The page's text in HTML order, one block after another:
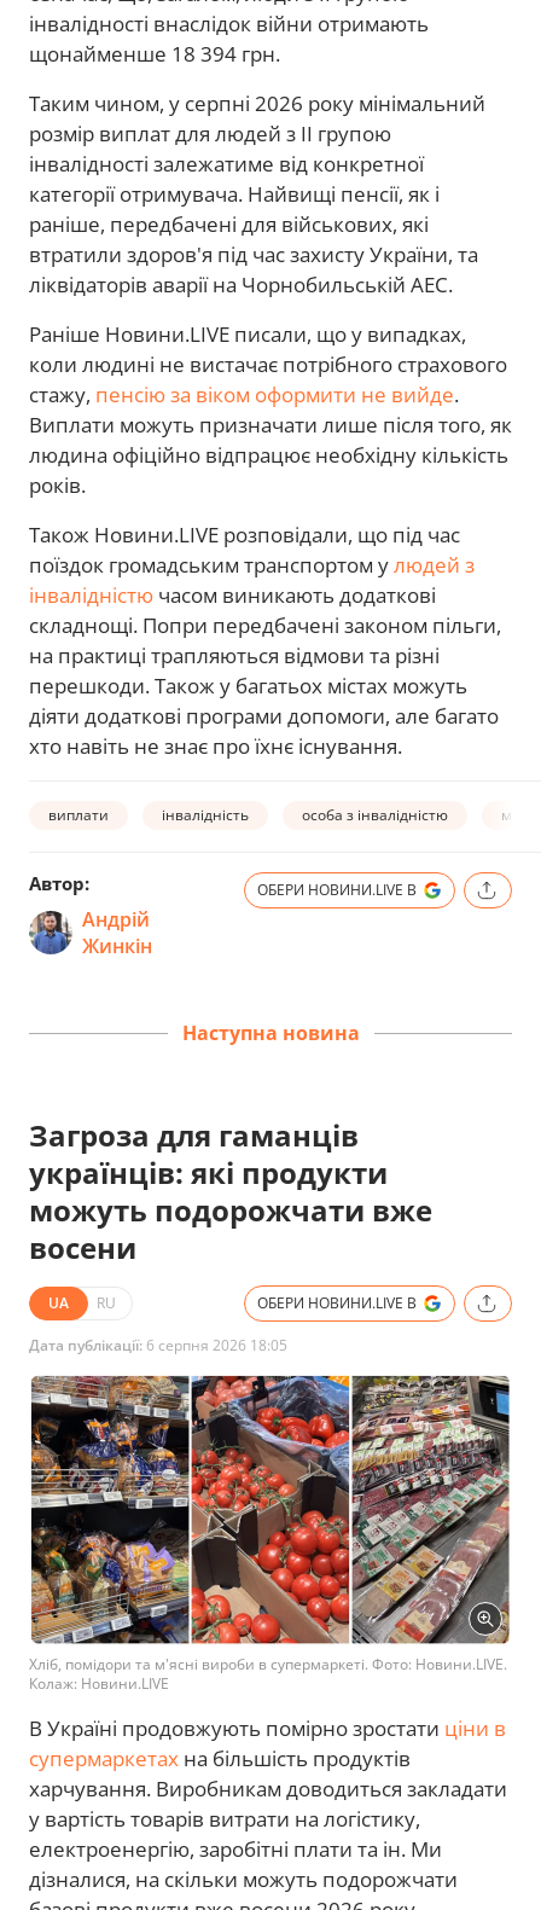
інвалідності внаслідок війни отримають
щонайменше 18 394 грн.
Таким чином, у серпні 2026 року мінімальний
розмір виплат для людей з II групою
інвалідності залежатиме від конкретної
категорії отримувача. Найвищі пенсії, як і
раніше, передбачені для військових, які
втратили здоров'я під час захисту України, та
ліквідаторів аварії на Чорнобильській АЕС.
Раніше Новини.LIVE писали, що у випадках,
коли людині не вистачає потрібного страхового
стажу, пенсію за віком оформити не вийде.
Виплати можуть призначати лише після того, як
людина офіційно відпрацює необхідну кількість
років.
Також Новини.LIVE розповідали, що під час
поїздок громадським транспортом улюдей з
інвалідністю часом виникають додаткові
складнощі. Попри передбачені законом пільги,
на практиці трапляються відмови та різні
перешкоди. Також у багатьох містах можуть
діяти додаткові програми допомоги, але багато
хто навіть не знає про їхнє існування.
виплати інвалідність особа з інвалідністю
Автор:
Андрій
Жинкін
ОБЕРИ НОВИНИ.LIVE В
Наступна новина
Загроза для гаманців
українців: які продукти
можуть подорожчати вже
восени
UA RU ОБЕРИ НОВИНИ.LIVE В
Дата публікації: 6 серпня 2026 18:05
Хліб, помідори та м'ясні вироби в супермаркеті. Фото: Новини.LIVE.
Колаж: Новини.LIVE
В Україні продовжують помірно зростати ціни в
супермаркетах на більшість продуктів
харчування. Виробникам доводиться закладати
у вартість товарів витрати на логістику,
електроенергію, заробітні плати та ін. Ми
дізналися, на скільки можуть подорожчати